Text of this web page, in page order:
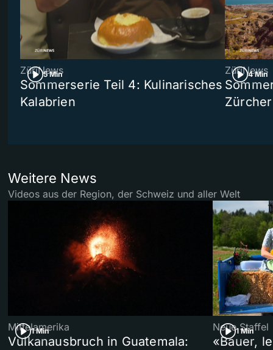
5 Min
ZüriNews
Sommerserie Teil 4: Kulinarisches
Kalabrien
4 Min
ZüriNews
Weitere News
Videos aus der Region, der Schweiz und aller Welt
1 Min
Mittelamerika
Vulkanausbruch in Guatemala:
1 Min
Neue Staffel
«Bauer,